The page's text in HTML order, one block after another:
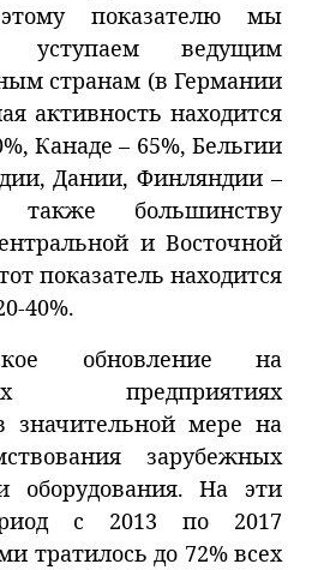
показателю мы
уступаем ведущим
странам (в Германии
активность находится
Канаде – 65%, Бельгии
Дании, Финляндии –
большинству
и Восточной
показатель находится
40%.
обновление на
предприятиях
значительной мере на
зарубежных
оборудования. На эти
с 2013 по 2017
тратилось до 72% всех